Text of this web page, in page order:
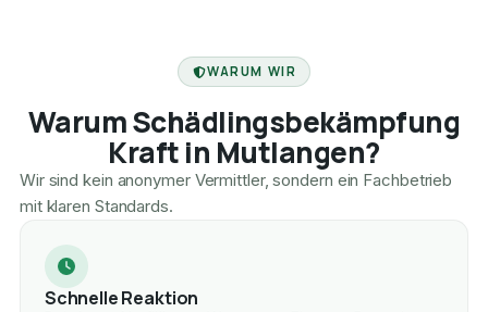
WARUM WIR
Warum Schädlingsbekämpfung
Kraft in Mutlangen?
Wir sind kein anonymer Vermittler, sondern ein Fachbetrieb
mit klaren Standards.
Schnelle Reaktion